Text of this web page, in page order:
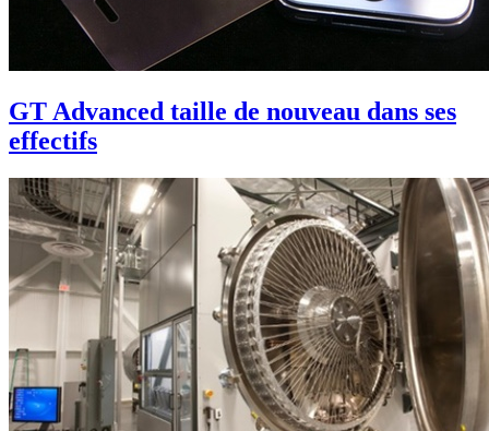
GT Advanced taille de nouveau dans ses
effectifs